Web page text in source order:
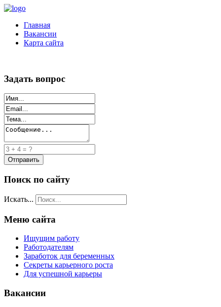
Главная
Вакансии
Карта сайта
Задать вопрос
Поиск по сайту
Искать...
Меню сайта
Ищущим работу
Работодателям
Заработок для беременных
Секреты карьерного роста
Для успешной карьеры
Вакансии